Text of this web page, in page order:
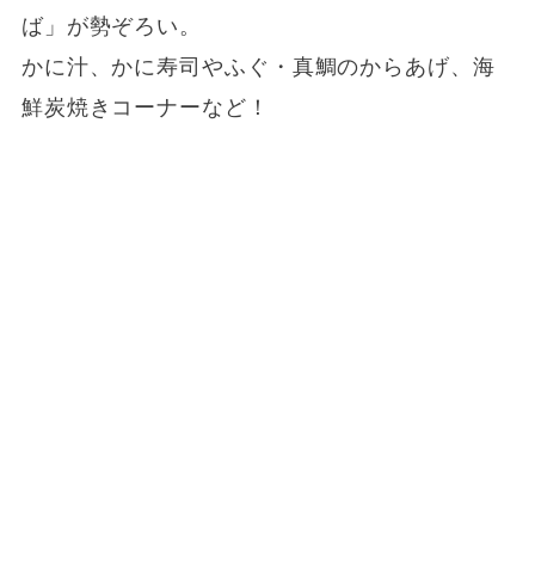
ば」が勢ぞろい。
かに汁、かに寿司やふぐ・真鯛のからあげ、海
鮮炭焼きコーナーなど！